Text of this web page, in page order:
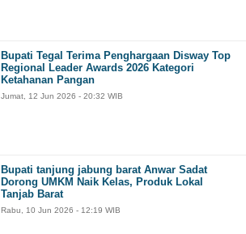
Bupati Tegal Terima Penghargaan Disway Top
Regional Leader Awards 2026 Kategori
Ketahanan Pangan
Jumat, 12 Jun 2026 - 20:32 WIB
Bupati tanjung jabung barat Anwar Sadat
Dorong UMKM Naik Kelas, Produk Lokal
Tanjab Barat
Rabu, 10 Jun 2026 - 12:19 WIB